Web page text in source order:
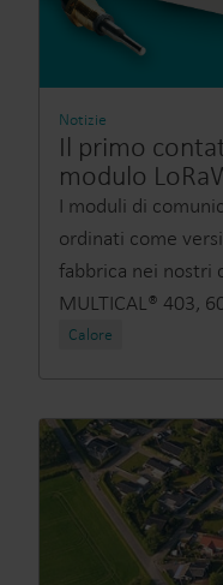
Notizie
Il primo
modulo
I moduli di
ordinati come
fabbrica nei nostri
MULTICAL® 403,
Calore